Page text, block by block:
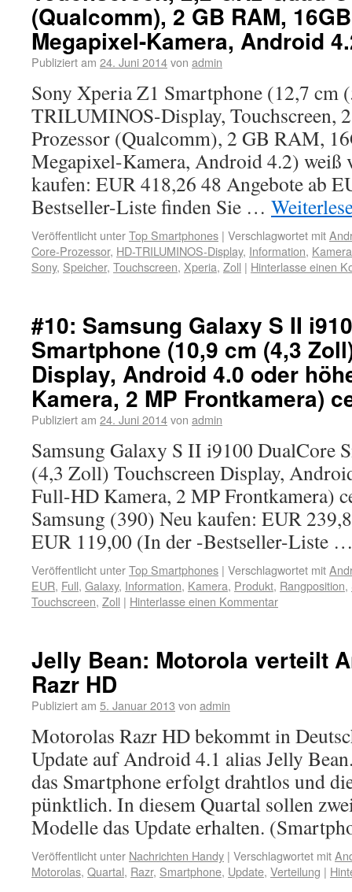
(Qualcomm), 2 GB RAM,
Megapixel-Kamera, Android
Publiziert am 24. Juni 2014von admin
Sony Xperia Z1 Smartphone (12,7
TRILUMINOS-Display, Touchscreen,
Prozessor (Qualcomm), 2 GB RAM,
Megapixel-Kamera, Android 4.2) weiß
kaufen: EUR 418,26 48 Angebote ab
Bestseller-Liste finden Sie …
Veröffentlicht unterTop Smartphones | Verschlagwortet mit
Core-Prozessor, HD-TRILUMINOS-Display, Information, Kamera
Sony, Speicher, Touchscreen, Xperia, Zoll | Hinterlasse einen
#10: Samsung Galaxy S II
Smartphone (10,9 cm (4,3
Display, Android 4.0 oder
Kamera, 2 MP Frontkamera)
Publiziert am 24. Juni 2014von admin
Samsung Galaxy S II i9100 DualCore
(4,3 Zoll) Touchscreen Display,
Full-HD Kamera, 2 MP Frontkamera)
Samsung (390) Neu kaufen: EUR
EUR 119,00 (In der -Bestseller-Liste
Veröffentlicht unterTop Smartphones | Verschlagwortet mit
EUR, Full, Galaxy, Information, Kamera, Produkt, Rangposition,
Touchscreen, Zoll | Hinterlasse einen Kommentar
Jelly Bean: Motorola verteilt
Razr HD
Publiziert am 5. Januar 2013 von admin
Motorolas Razr HD bekommt in
Update auf Android 4.1 alias Jelly
das Smartphone erfolgt drahtlos und
pünktlich. In diesem Quartal sollen
Modelle das Update erhalten.
Veröffentlicht unter Nachrichten Handy | Verschlagwortet mit
Motorolas, Quartal, Razr, Smartphone, Update, Verteilung |